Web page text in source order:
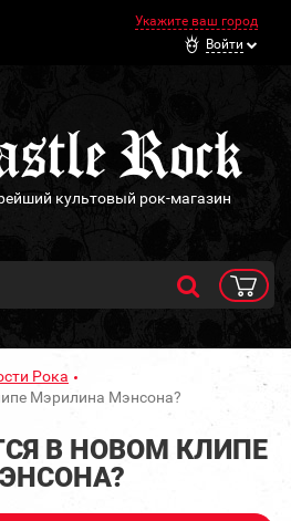
Укажите ваш город
Войти
культовый рок-магазин
Рока
Мэрилина Мэнсона?
В НОВОМ КЛИПЕ